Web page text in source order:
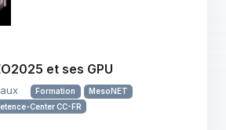
et ses GPU
Formation
MesoNET
Center CC-FR